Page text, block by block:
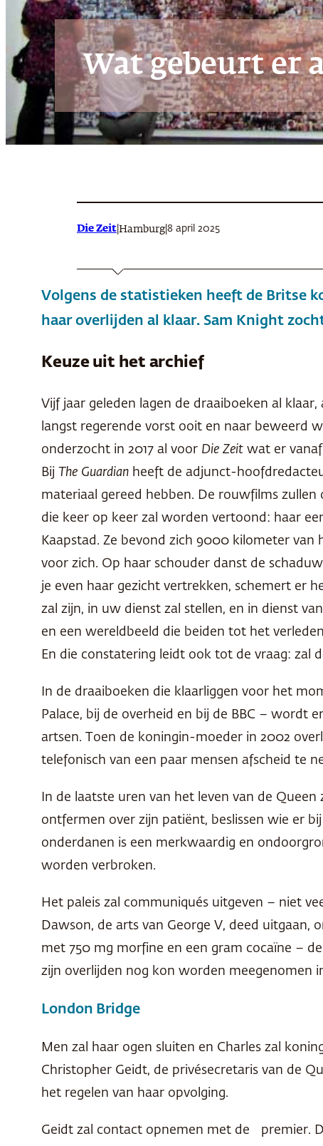
Wat gebeurt er
Die Zeit Hamburg|8 april 2025
Volgens de statistieken heeft de Britse
haar overlijden al klaar. Sam Knight
Keuze uit het archief
Vijf jaar geleden lagen de draaiboeken al
langst regerende vorst ooit en naar beweerd
onderzocht in 2017 al voor Die Zeit wat er
Bij The Guardian heeft de adjunct-
materiaal gereed hebben. De rouwfilms zullen
die keer op keer zal worden vertoond: haar
Kaapstad. Ze bevond zich 9000 kilometer
voor zich. Op haar schouder danst de
je even haar gezicht vertrekken, schemert er
zal zijn, in uw dienst zal stellen, en in dienst
en een wereldbeeld die beiden tot het
En die constatering leidt ook tot de vraag: zal
In de draaiboeken die klaarliggen voor het
Palace, bij de overheid en bij de BBC – wordt er
artsen. Toen de koningin-moeder in 2002
telefonisch van een paar mensen afscheid te
In de laatste uren van het leven van de
ontfermen over zijn patiënt, beslissen wie er
onderdanen is een merkwaardig en
worden verbroken.
Het paleis zal communiqués uitgeven – niet
Dawson, de arts van George V, deed uitgaan,
met 750 mg morfine en een gram cocaïne –
zijn overlijden nog kon worden meegenomen
London Bridge
Men zal haar ogen sluiten en Charles zal
Christopher Geidt, de privésecretaris van de
het regelen van haar opvolging.
Geidt zal contact opnemen met de premier.